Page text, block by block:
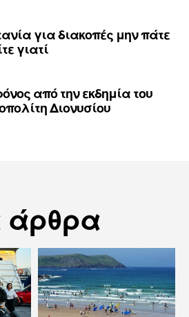
για διακοπές μην πάτε
γιατί
από την εκδημία του
Διονυσίου
άρθρα